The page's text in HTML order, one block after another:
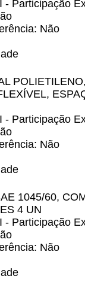
- Participação
Não
- Participação
Não
1045/60,
4 UN
- Participação
Não